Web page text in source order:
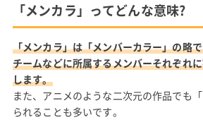
「メンカラ」ってどんな意味?
「メンカラ」は「メンバーカラー」の略
チームなどに所属するメンバーそれぞれ
します。
また、アニメのような二次元の作品でも
られることも多いです。